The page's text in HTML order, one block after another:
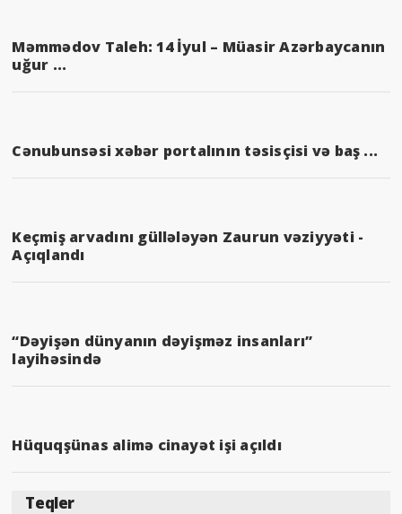
Məmmədov Taleh: 14 İyul – Müasir Azərbaycanın
uğur ...
Cənubunsəsi xəbər portalının təsisçisi və baş ...
Keçmiş arvadını güllələyən Zaurun vəziyyəti -
Açıqlandı
“Dəyişən dünyanın dəyişməz insanları”
layihəsində
Hüquqşünas alimə cinayət işi açıldı
Teqler